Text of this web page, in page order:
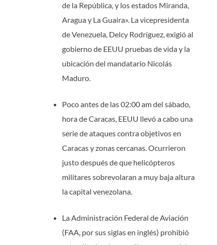
de la República, y los estados Miranda,
Aragua y La Guaira». La vicepresidenta
de Venezuela, Delcy Rodríguez, exigió al
gobierno de EEUU pruebas de vida y la
ubicación del mandatario Nicolás
Maduro.
Poco antes de las 02:00 am del sábado,
hora de Caracas, EEUU llevó a cabo una
serie de ataques contra objetivos en
Caracas y zonas cercanas. Ocurrieron
justo después de que helicópteros
militares sobrevolaran a muy baja altura
la capital venezolana.
La Administración Federal de Aviación
(FAA, por sus siglas en inglés) prohibió